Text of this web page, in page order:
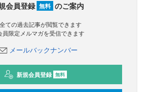
会員登録 無料 のご案内
全ての過去記事が閲覧できます
員限定メルマガを受信できます
メールバックナンバー
新規会員登録 無料